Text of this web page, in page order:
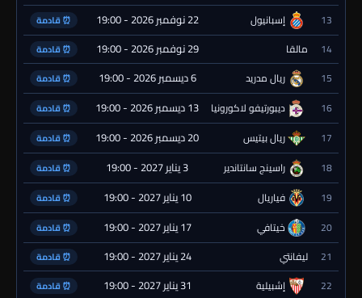
13 إسبانيول 22 نوفمبر 2026 - 19:00 ⏰ قادمة
14 مالقا 29 نوفمبر 2026 - 19:00 ⏰ قادمة
15 ريال مدريد 6 ديسمبر 2026 - 19:00 ⏰ قادمة
16 ديبورتيفو لاكورونيا 13 ديسمبر 2026 - 19:00 ⏰ قادمة
17 ريال بيتيس 20 ديسمبر 2026 - 19:00 ⏰ قادمة
18 راسينج سانتاندير 3 يناير 2027 - 19:00 ⏰ قادمة
19 فياريال 10 يناير 2027 - 19:00 ⏰ قادمة
20 خيتافي 17 يناير 2027 - 19:00 ⏰ قادمة
21 ليفانتي 24 يناير 2027 - 19:00 ⏰ قادمة
22 إشبيلية 31 يناير 2027 - 19:00 ⏰ قادمة